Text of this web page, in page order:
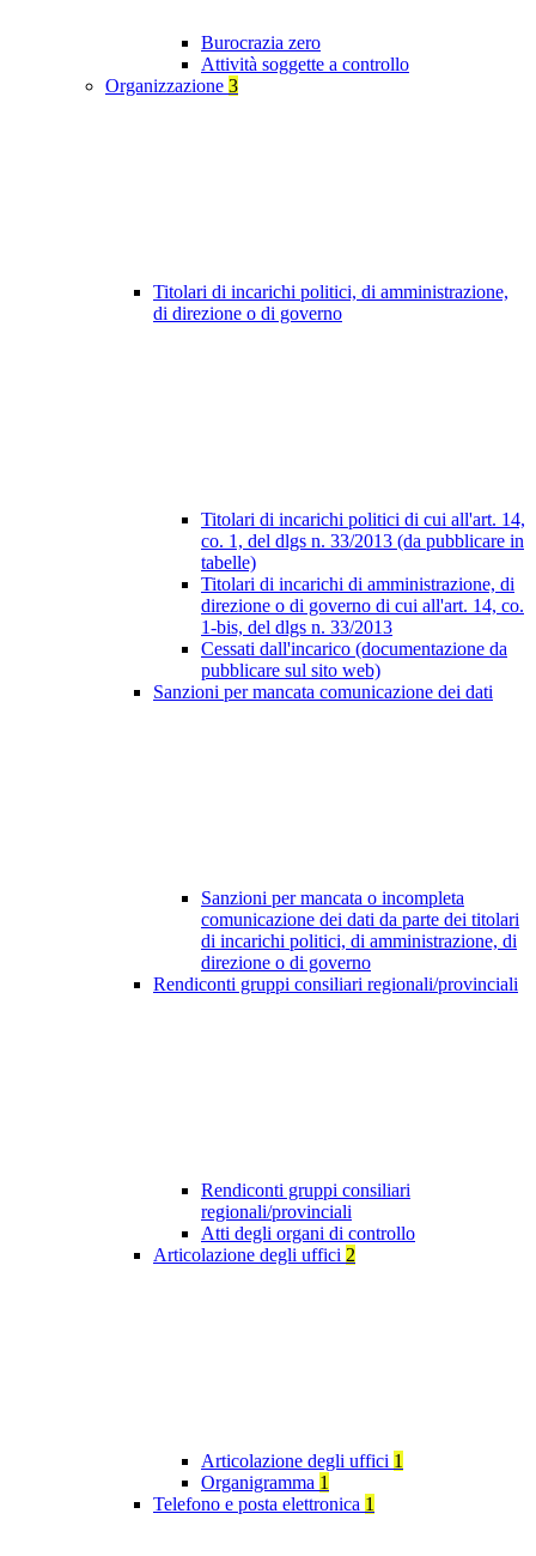
Burocrazia zero
Attività soggette a controllo
Organizzazione 3
Titolari di incarichi politici, di amministrazione,
di direzione o di governo
Titolari di incarichi politici di cui all'art. 14,
co. 1, del dlgs n. 33/2013 (da pubblicare in
tabelle)
Titolari di incarichi di amministrazione, di
direzione o di governo di cui all'art. 14, co.
1-bis, del dlgs n. 33/2013
Cessati dall'incarico (documentazione da
pubblicare sul sito web)
Sanzioni per mancata comunicazione dei dati
Sanzioni per mancata o incompleta
comunicazione dei dati da parte dei titolari
di incarichi politici, di amministrazione, di
direzione o di governo
Rendiconti gruppi consiliari regionali/provinciali
Rendiconti gruppi consiliari
regionali/provinciali
Atti degli organi di controllo
Articolazione degli uffici 2
Articolazione degli uffici 1
Organigramma 1
Telefono e posta elettronica 1